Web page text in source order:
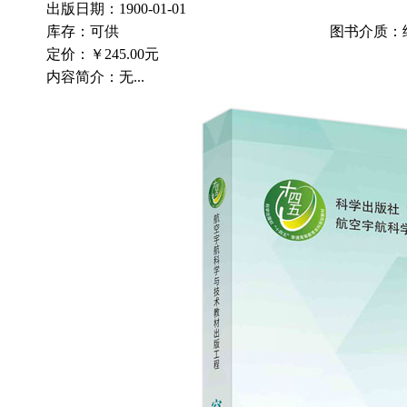
出版日期：1900-01-01
库存：可供
图书介质：
定价：
￥245.00元
内容简介：无...